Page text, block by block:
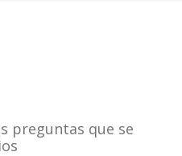
preguntas que se